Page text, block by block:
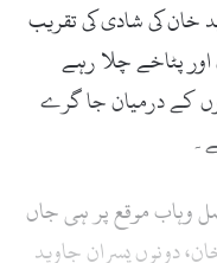
خان کی شادی کی تقریب
پٹاخے چلا رہے
کے درمیان جا گرے
وہاب موقع پر ہی جاں
دونوں پسران جاوید